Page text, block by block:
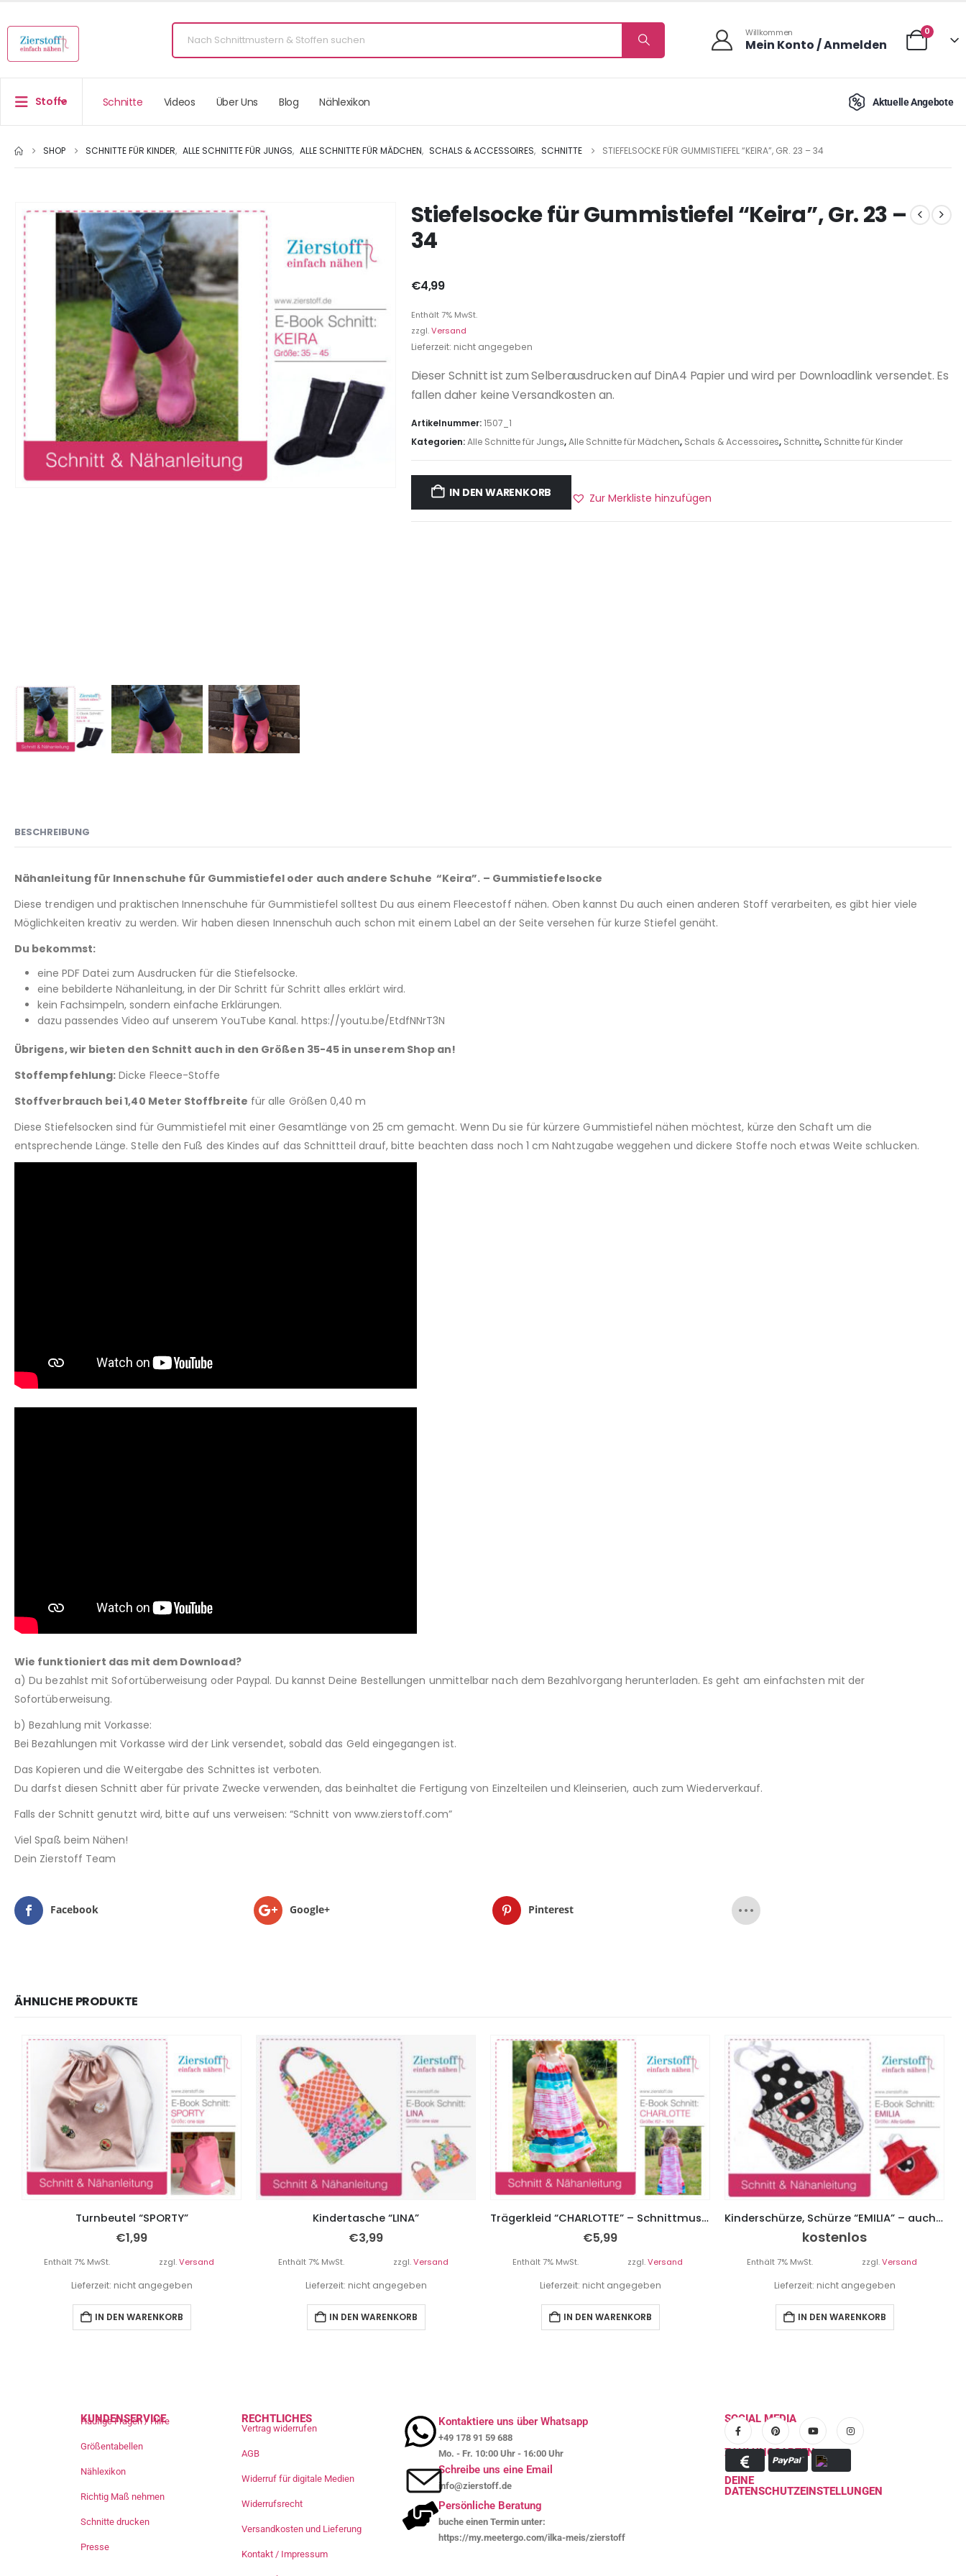
Willkommen
Mein Konto / Anmelden
0
Stoffe Schnitte Videos Über Uns Blog Nählexikon Aktuelle Angebote
SHOP SCHNITTE FÜR KINDER, ALLE SCHNITTE FÜR JUNGS, ALLE SCHNITTE FÜR MÄDCHEN, SCHALS & ACCESSOIRES, SCHNITTE STIEFELSOCKE FÜR GUMMISTIEFEL “KEIRA”, GR. 23 – 34
Stiefelsocke für Gummistiefel “Keira”, Gr. 23 –
34
€4,99
Enthält 7% MwSt.
zzgl.Versand
Lieferzeit: nicht angegeben
Dieser Schnitt ist zum Selberausdrucken auf DinA4 Papier und wird per Downloadlink versendet. Es
fallen daher keine Versandkosten an.
Artikelnummer:1507_1
Kategorien:Alle Schnitte für Jungs,Alle Schnitte für Mädchen, Schals & Accessoires, Schnitte, Schnitte für Kinder
IN DEN WARENKORB Zur Merkliste hinzufügen
BESCHREIBUNG
Nähanleitung für Innenschuhe für Gummistiefel oder auch andere Schuhe “Keira”. – Gummistiefelsocke
Diese trendigen und praktischen Innenschuhe für Gummistiefel solltest Du aus einem Fleecestoff nähen. Oben kannst Du auch einen anderen Stoff verarbeiten, es gibt hier viele
Möglichkeiten kreativ zu werden. Wir haben diesen Innenschuh auch schon mit einem Label an der Seite versehen für kurze Stiefel genäht.
Du bekommst:
eine PDF Datei zum Ausdrucken für die Stiefelsocke.
eine bebilderte Nähanleitung, in der Dir Schritt für Schritt alles erklärt wird.
kein Fachsimpeln, sondern einfache Erklärungen.
dazu passendes Video auf unserem YouTube Kanal. https://youtu.be/EtdfNNrT3N
Übrigens, wir bieten den Schnitt auch in den Größen 35-45 in unserem Shop an!
Stoffempfehlung: Dicke Fleece-Stoffe
Stoffverbrauch bei 1,40 Meter Stoffbreite für alle Größen 0,40 m
Diese Stiefelsocken sind für Gummistiefel mit einer Gesamtlänge von 25 cm gemacht. Wenn Du sie für kürzere Gummistiefel nähen möchtest, kürze den Schaft um die
entsprechende Länge. Stelle den Fuß des Kindes auf das Schnittteil drauf, bitte beachten dass noch 1 cm Nahtzugabe weggehen und dickere Stoffe noch etwas Weite schlucken.
Wie funktioniert das mit dem Download?
a) Du bezahlst mit Sofortüberweisung oder Paypal. Du kannst Deine Bestellungen unmittelbar nach dem Bezahlvorgang herunterladen. Es geht am einfachsten mit der
Sofortüberweisung.
b) Bezahlung mit Vorkasse:
Bei Bezahlungen mit Vorkasse wird der Link versendet, sobald das Geld eingegangen ist.
Das Kopieren und die Weitergabe des Schnittes ist verboten.
Du darfst diesen Schnitt aber für private Zwecke verwenden, das beinhaltet die Fertigung von Einzelteilen und Kleinserien, auch zum Wiederverkauf.
Falls der Schnitt genutzt wird, bitte auf uns verweisen: “Schnitt von www.zierstoff.com”
Viel Spaß beim Nähen!
Dein Zierstoff Team
Facebook Google+ Pinterest
ÄHNLICHE PRODUKTE
Turnbeutel “SPORTY”
€1,99
Enthält 7% MwSt. zzgl.Versand
Lieferzeit: nicht angegeben
IN DEN WARENKORB
Kindertasche “LINA”
€3,99
Enthält 7% MwSt. zzgl.Versand
Lieferzeit: nicht angegeben
IN DEN WARENKORB
Trägerkleid “CHARLOTTE” – Schnittmuster & E-Book, Gr 62 – 104
€5,99
Enthält 7% MwSt. zzgl.Versand
Lieferzeit: nicht angegeben
IN DEN WARENKORB
Kinderschürze, Schürze “EMILIA” – auch als Wendeschürze
kostenlos
Enthält 7% MwSt. zzgl.Versand
Lieferzeit: nicht angegeben
IN DEN WARENKORB
KUNDENSERVICE
Häufige Fragen / Hilfe
Größentabellen
Nählexikon
Richtig Maß nehmen
Schnitte drucken
Presse
RECHTLICHES
Vertrag widerrufen
AGB
Widerruf für digitale Medien
Widerrufsrecht
Versandkosten und Lieferung
Kontakt / Impressum
Kontaktiere uns über Whatsapp
+49 178 91 59 688
Mo. - Fr. 10:00 Uhr - 16:00 Uhr
Schreibe uns eine Email
info@zierstoff.de
Persönliche Beratung
buche einen Termin unter:
https://my.meetergo.com/ilka-meis/zierstoff
SOCIAL MEDIA
ZAHLUNGSARTEN
DEINE
DATENSCHUTZEINSTELLUNGEN